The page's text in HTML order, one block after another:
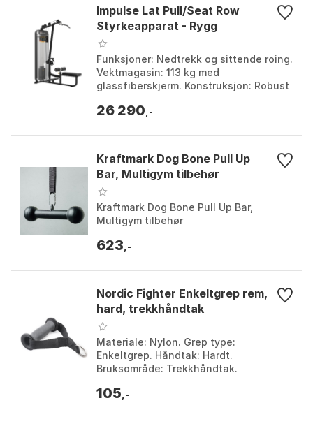
Impulse Lat Pull/Seat Row
Styrkeapparat - Rygg
Funksjoner: Nedtrekk og sittende roing.
Vektmagasin: 113 kg med
glassfiberskjerm. Konstruksjon: Robust
maksimal plassutnytt...
26 290 ,-
Kraftmark Dog Bone Pull Up
Bar, Multigym tilbehør
Kraftmark Dog Bone Pull Up Bar,
Multigym tilbehør
623 ,-
Nordic Fighter Enkeltgrep rem,
hard, trekkhåndtak
Materiale: Nylon. Grep type:
Enkeltgrep. Håndtak: Hardt.
Bruksområde: Trekkhåndtak.
105 ,-